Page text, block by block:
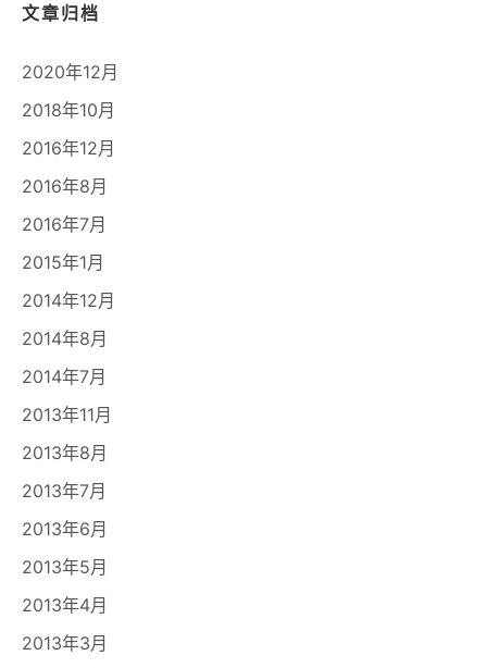
文章归档
2020年12月
2018年10月
2016年12月
2016年8月
2016年7月
2015年1月
2014年12月
2014年8月
2014年7月
2013年11月
2013年8月
2013年7月
2013年6月
2013年5月
2013年4月
2013年3月